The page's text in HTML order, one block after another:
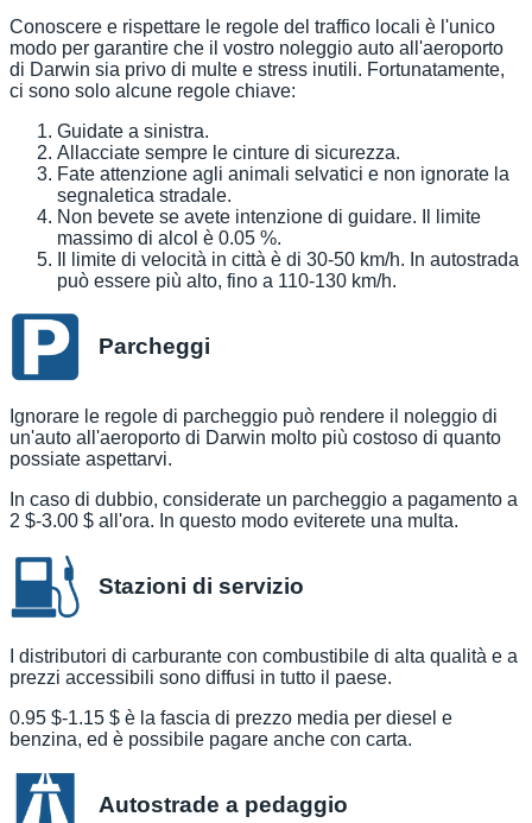
Conoscere e rispettare le regole del traffico locali è l'unico
modo per garantire che il vostro noleggio auto all'aeroporto
di Darwin sia privo di multe e stress inutili. Fortunatamente,
ci sono solo alcune regole chiave:
Guidate a sinistra.
Allacciate sempre le cinture di sicurezza.
Fate attenzione agli animali selvatici e non ignorate la
segnaletica stradale.
Non bevete se avete intenzione di guidare. Il limite
massimo di alcol è 0.05 %.
Il limite di velocità in città è di 30-50 km/h. In autostrada
può essere più alto, fino a 110-130 km/h.
Parcheggi
Ignorare le regole di parcheggio può rendere il noleggio di
un'auto all'aeroporto di Darwin molto più costoso di quanto
possiate aspettarvi.
In caso di dubbio, considerate un parcheggio a pagamento a
2 $-3.00 $ all'ora. In questo modo eviterete una multa.
Stazioni di servizio
I distributori di carburante con combustibile di alta qualità e a
prezzi accessibili sono diffusi in tutto il paese.
0.95 $-1.15 $ è la fascia di prezzo media per diesel e
benzina, ed è possibile pagare anche con carta.
Autostrade a pedaggio